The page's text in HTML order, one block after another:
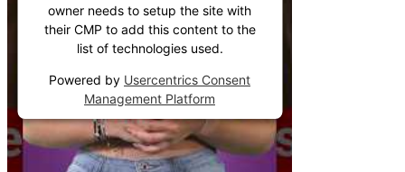
owner needs to setup the site with
their CMP to add this content to the
list of technologies used.
Powered by Usercentrics Consent
Management Platform